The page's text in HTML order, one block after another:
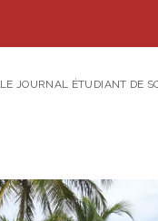
LE JOURNAL ÉTUDIANT DE